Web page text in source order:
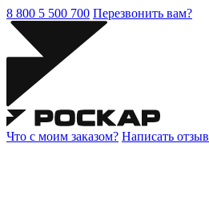
8 800 5 500 700 Перезвонить вам?
Что с моим заказом? Написать отзыв